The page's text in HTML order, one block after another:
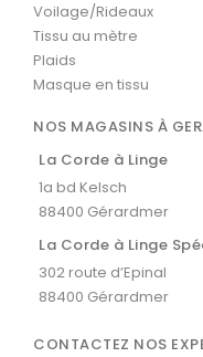
Voilage/Rideaux
Tissu au mètre
Plaids
Masque en tissu
NOS MAGASINS À
La Corde à Linge
1a bd Kelsch
88400 Gérardmer
La Corde à Linge
302 route d’Epinal
88400 Gérardmer
CONTACTEZ NOS